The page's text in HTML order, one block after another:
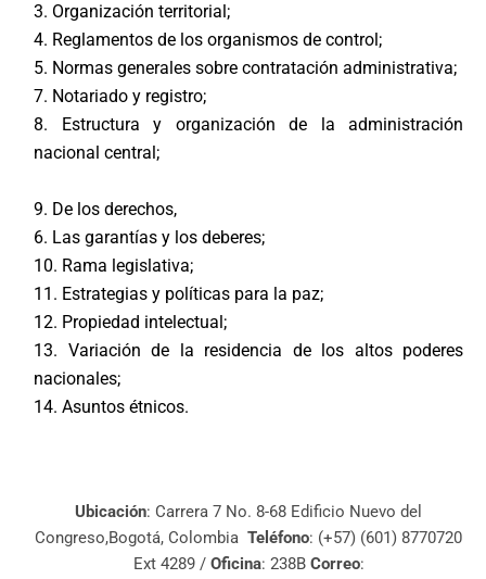
3. Organización territorial;
4. Reglamentos de los organismos de control;
5. Normas generales sobre contratación administrativa;
7. Notariado y registro;
8. Estructura y organización de la administración
nacional central;
9. De los derechos,
6. Las garantías y los deberes;
10. Rama legislativa;
11. Estrategias y políticas para la paz;
12. Propiedad intelectual;
13. Variación de la residencia de los altos poderes
nacionales;
14. Asuntos étnicos.
Ubicación: Carrera 7 No. 8-68 Edificio Nuevo del
Congreso,Bogotá, Colombia Teléfono: (+57) (601) 8770720
Ext 4289 / Oficina: 238B Correo: